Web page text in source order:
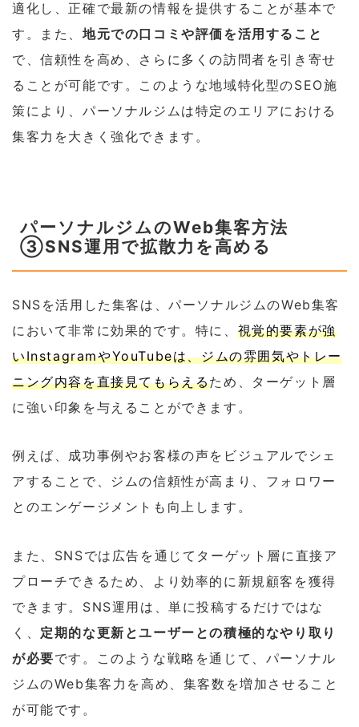
適化し、正確で最新の情報を提供することが基本で
す。また、 地元での口コミや評価を活用すること
で、信頼性を高め、さらに多くの訪問者を引き寄せ
ることが可能です。このような地域特化型のSEO施
策により、パーソナルジムは特定のエリアにおける
集客力を大きく強化できます。
パーソナルジムのWeb集客方法
③SNS運用で拡散力を高める
SNSを活用した集客は、パーソナルジムのWeb集客
において非常に効果的です。特に、 視覚的要素が強
いInstagramやYouTubeは、ジムの雰囲気やトレー
ニング内容を直接見てもらえるため、ターゲット層
に強い印象を与えることができます。
例えば、成功事例やお客様の声をビジュアルでシェ
アすることで、ジムの信頼性が高まり、フォロワー
とのエンゲージメントも向上します。
また、SNSでは広告を通じてターゲット層に直接ア
プローチできるため、より効率的に新規顧客を獲得
できます。SNS運用は、単に投稿するだけではな
く、 定期的な更新とユーザーとの積極的なやり取り
が必要です。このような戦略を通じて、パーソナル
ジムのWeb集客力を高め、集客数を増加させること
が可能です。